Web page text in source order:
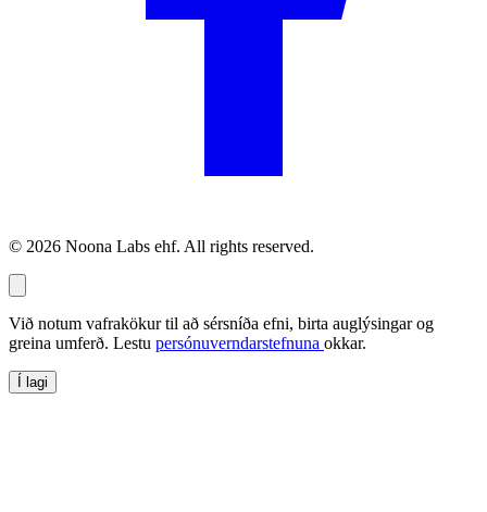
© 2026 Noona Labs ehf. All rights reserved.
Við notum vafrakökur til að sérsníða efni, birta auglýsingar og
greina umferð. Lestu persónuverndarstefnuna okkar.
Í lagi